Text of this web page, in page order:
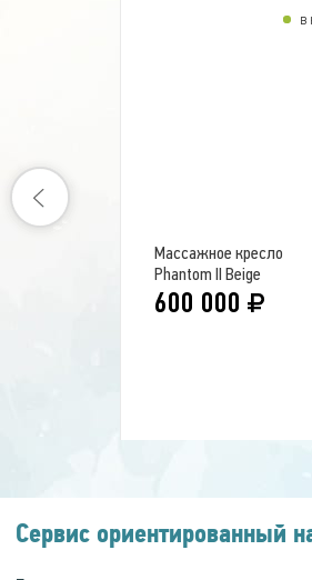
268 100
ВЫ ЭКОНОМИТЕ:21 900 р.
Массажное кресло
Phantom II Beige
600 000
в
Сервис ориентированный